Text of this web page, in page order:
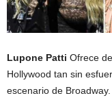
Lupone Patti Ofrece
Hollywood tan sin
escenario de Broadway.